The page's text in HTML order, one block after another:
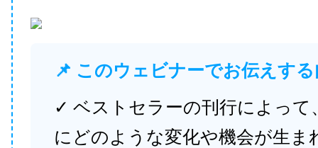
📌 このウェビナーでお伝えす
✓ ベストセラーの刊行によって
にどのような変化や機会が生ま